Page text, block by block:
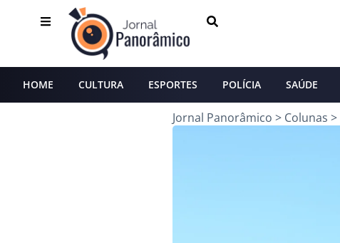
HOME CULTURA ESPORTES POLÍCIA SAÚDE
Jornal Panorâmico > Colunas >